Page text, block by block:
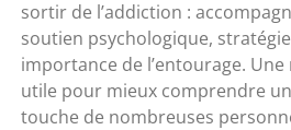
sortir de l’addiction :
soutien psychologique,
importance de l’entourage.
utile pour mieux comprendre
touche de nombreuses